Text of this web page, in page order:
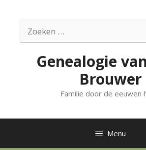
inhoudnaar:
Genealogie
Brouwer
Familie door de eeuwen
Menu